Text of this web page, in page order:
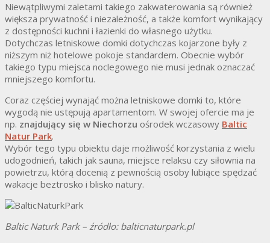
Niewątpliwymi zaletami takiego zakwaterowania są również
większa prywatność i niezależność, a także komfort wynikający
z dostępności kuchni i łazienki do własnego użytku.
Dotychczas letniskowe domki dotychczas kojarzone były z
niższym niż hotelowe pokoje standardem. Obecnie wybór
takiego typu miejsca noclegowego nie musi jednak oznaczać
mniejszego komfortu.
Coraz częściej wynająć można letniskowe domki to, które
wygodą nie ustępują apartamentom. W swojej ofercie ma je
np. znajdujący się w Niechorzu ośrodek wczasowy Baltic
Natur Park.
Wybór tego typu obiektu daje możliwość korzystania z wielu
udogodnień, takich jak sauna, miejsce relaksu czy siłownia na
powietrzu, którą docenią z pewnością osoby lubiące spędzać
wakacje beztrosko i blisko natury.
Baltic Naturk Park – źródło: balticnaturpark.pl